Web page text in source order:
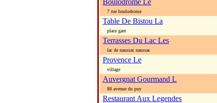
Boulodrome Le
7 rue boulodrome
Table De Bistou La
place gare
Terrasses Du Lac Les
lac de naussac naussac
Provence Le
village
Auvergnat Gourmand L
88 avenue du puy
Restaurant Aux Legendes